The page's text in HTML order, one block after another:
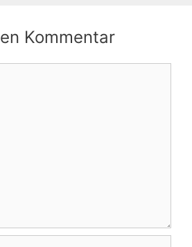
Kommentar